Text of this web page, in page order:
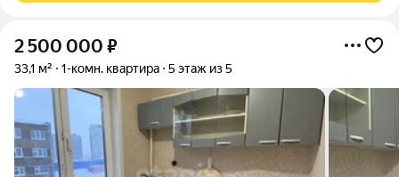
2 500 000 ₽
33,1 м² 1-комн. квартира 5 этаж из 5